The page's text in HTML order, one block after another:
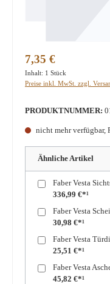
Regulärer Preis:
7,35 €
Inhalt: 1 Stück
Preise inkl. MwSt. zzgl.
PRODUKTNUMMER:
nicht mehr verfügbar,
Ähnliche Artikel
Faber Vesta
336,99 €*¹
Faber Vesta
30,98 €*¹
Faber Vesta
25,51 €*¹
Faber Vesta
45,82 €*¹